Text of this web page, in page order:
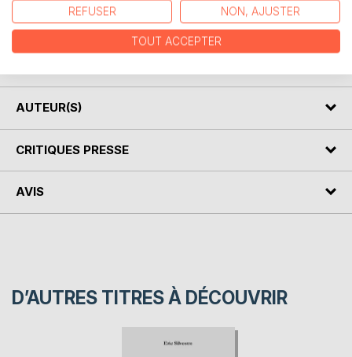
d'expatrié. Des vies nourries de rencontres, d'amitiés et
d'évènements improbables.
(Voir : La vie improbable de Julien des Faunes. The Book
AUTEUR(S)
CRITIQUES PRESSE
AVIS
D’AUTRES TITRES À DÉCOUVRIR
REFUSER NON, AJUSTER
TOUT ACCEPTER